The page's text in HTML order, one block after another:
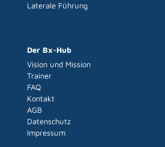
Laterale Führung
Der Bx-Hub
Vision und Mission
Trainer
FAQ
Kontakt
AGB
Datenschutz
Impressum